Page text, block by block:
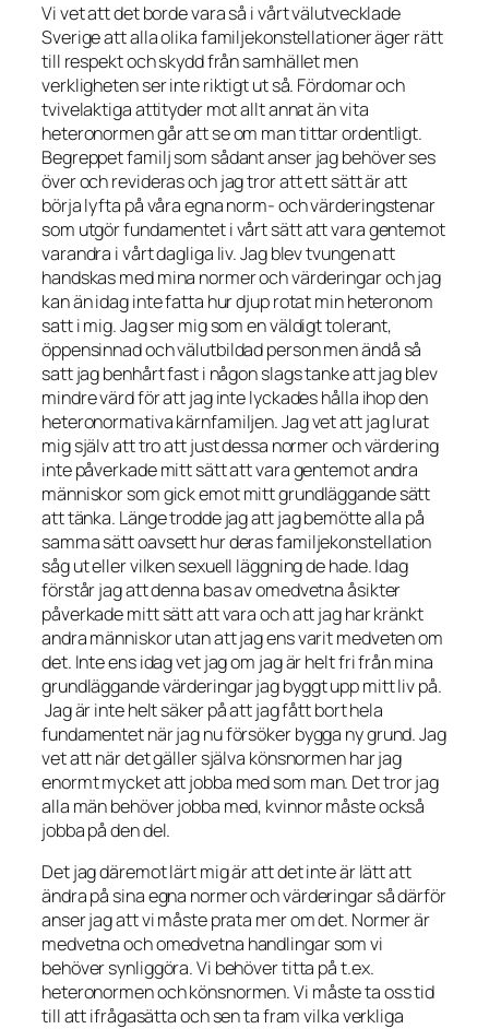
Vi vet att det borde vara så i vårt välutvecklade
Sverige att alla olika familjekonstellationer äger rätt
till respekt och skydd från samhället men
verkligheten ser inte riktigt ut så. Fördomar och
tvivelaktiga attityder mot allt annat än vita
heteronormen går att se om man tittar ordentligt.
Begreppet familj som sådant anser jag behöver ses
över och revideras och jag tror att ett sätt är att
börja lyfta på våra egna norm- och värderingstenar
som utgör fundamentet i vårt sätt att vara gentemot
varandra i vårt dagliga liv. Jag blev tvungen att
handskas med mina normer och värderingar och jag
kan än idag inte fatta hur djup rotat min heteronom
satt i mig. Jag ser mig som en väldigt tolerant,
öppensinnad och välutbildad person men ändå så
satt jag benhårt fast i någon slags tanke att jag blev
mindre värd för att jag inte lyckades hålla ihop den
heteronormativa kärnfamiljen. Jag vet att jag lurat
mig själv att tro att just dessa normer och värdering
inte påverkade mitt sätt att vara gentemot andra
människor som gick emot mitt grundläggande sätt
att tänka. Länge trodde jag att jag bemötte alla på
samma sätt oavsett hur deras familjekonstellation
såg ut eller vilken sexuell läggning de hade. Idag
förstår jag att denna bas av omedvetna åsikter
påverkade mitt sätt att vara och att jag har kränkt
andra människor utan att jag ens varit medveten om
det. Inte ens idag vet jag om jag är helt fri från mina
grundläggande värderingar jag byggt upp mitt liv på.
Jag är inte helt säker på att jag fått bort hela
fundamentet när jag nu försöker bygga ny grund. Jag
vet att när det gäller själva könsnormen har jag
enormt mycket att jobba med som man. Det tror jag
alla män behöver jobba med, kvinnor måste också
jobba på den del.
Det jag däremot lärt mig är att det inte är lätt att
ändra på sina egna normer och värderingar så därför
anser jag att vi måste prata mer om det. Normer är
medvetna och omedvetna handlingar som vi
behöver synliggöra. Vi behöver titta på t.ex.
heteronormen och könsnormen. Vi måste ta oss tid
till att ifrågasätta och sen ta fram vilka verkliga